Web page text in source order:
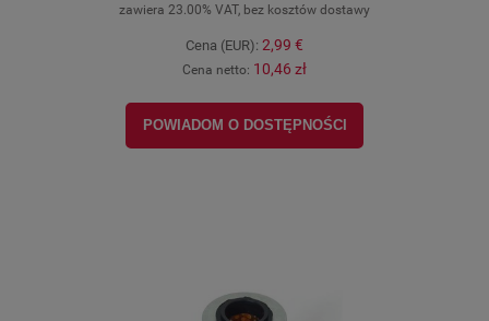
zawiera 23.00% VAT, bez kosztów dostawy
Cena (EUR): 2,99 €
Cena netto: 10,46 zł
POWIADOM O DOSTĘPNOŚCI